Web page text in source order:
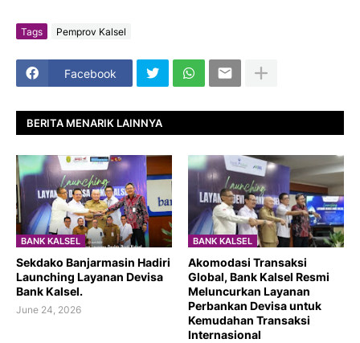
Tags Pemprov Kalsel
Facebook
BERITA MENARIK LAINNYA
BANK KALSEL
Sekdako Banjarmasin Hadiri
Launching Layanan Devisa
Bank Kalsel.
June 24, 2026
BANK KALSEL
Akomodasi Transaksi
Global, Bank Kalsel Resmi
Meluncurkan Layanan
Perbankan Devisa untuk
Kemudahan Transaksi
Internasional